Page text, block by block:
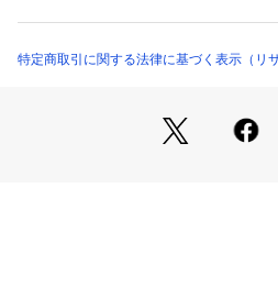
け感と可愛らしさを表現しました
1つのデザインの中に7・8色もの刺
るのも、レーヌならではのこだわ
特定商取引に関する法律に基づく表示（リサ